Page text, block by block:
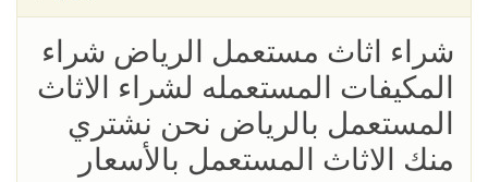
شراء اثاث مستعمل الرياض شراء
المكيفات المستعمله لشراء الاثاث
المستعمل بالرياض نحن نشتري
منك الاثاث المستعمل بالأسعار